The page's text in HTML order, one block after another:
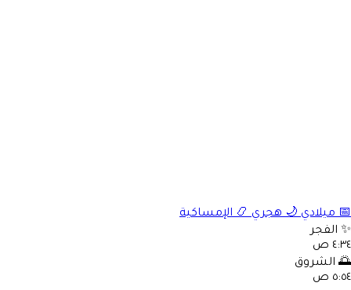
📅 ميلادي 🌙 هجري 📿 الإمساكية
✨ الفجر
٤:٣٤ ص
🌅 الشروق
٥:٥٤ ص